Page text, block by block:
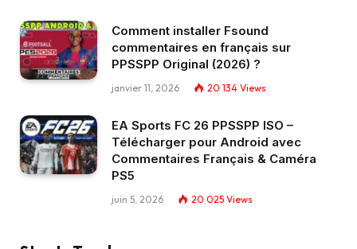
Comment installer Fsound
commentaires en français sur
PPSSPP Original (2026) ?
janvier 11, 2026 20 134 Views
EA Sports FC 26 PPSSPP ISO –
Télécharger pour Android avec
Commentaires Français & Caméra
PS5
juin 5, 2026 20 025 Views